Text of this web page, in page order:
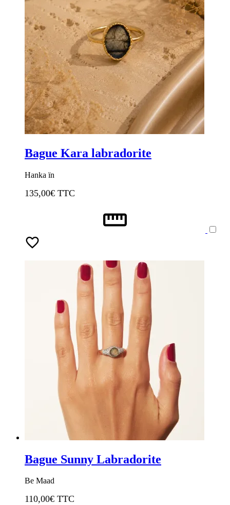
Bague Kara labradorite
Hanka ïn
135,00€ TTC
Bague Sunny Labradorite
Be Maad
110,00€ TTC